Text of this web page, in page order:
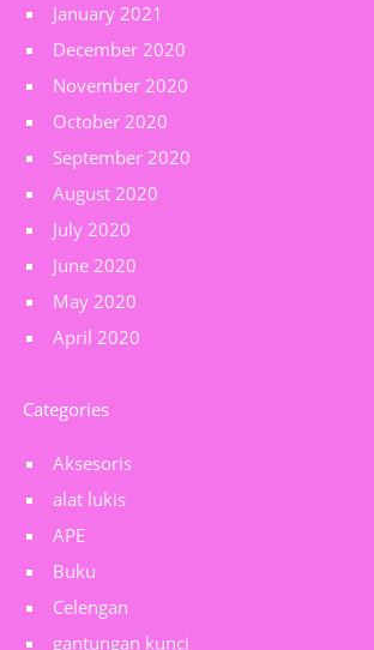
January 2021
December 2020
November 2020
October 2020
September 2020
August 2020
July 2020
June 2020
May 2020
April 2020
Categories
Aksesoris
alat lukis
APE
Buku
Celengan
gantungan kunci